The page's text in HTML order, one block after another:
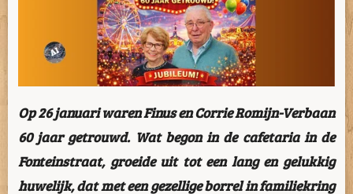
Op 26 januari waren Finus en Corrie Romijn-Verbaan
60 jaar getrouwd. Wat begon in de cafetaria in de
Fonteinstraat, groeide uit tot een lang en gelukkig
huwelijk, dat met een gezellige borrel in familiekring